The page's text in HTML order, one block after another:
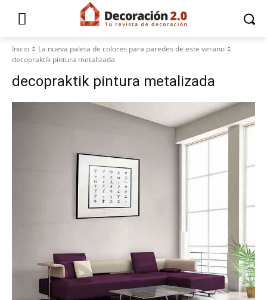
Inicio
La nueva paleta de colores para paredes de este verano
decopraktik pintura metalizada
decopraktik pintura metalizada